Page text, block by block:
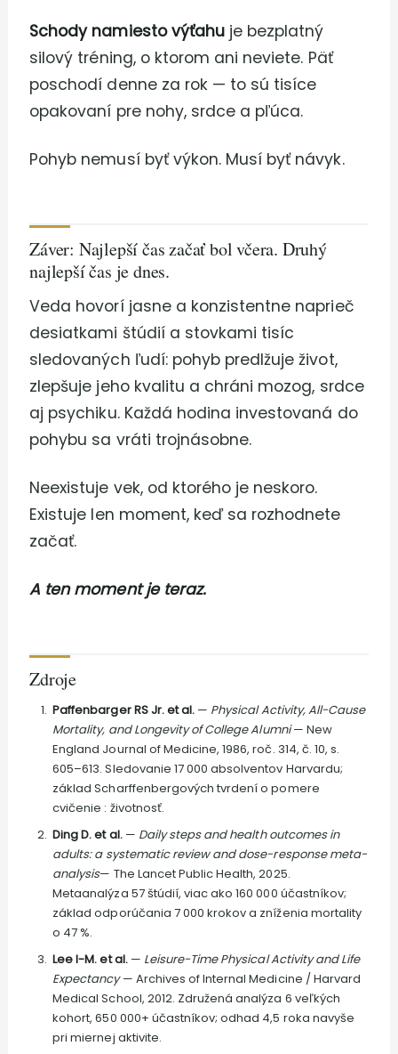
Schody namiesto výťahuje bezplatný
silový tréning, o ktorom ani neviete. Päť
poschodí denne za rok — to sú tisíce
opakovaní pre nohy, srdce a pľúca.
Pohyb nemusí byť výkon. Musí byť návyk.
Záver: Najlepší čas začať bol včera. Druhý
najlepší čas je dnes.
Veda hovorí jasne a konzistentne naprieč
desiatkami štúdií a stovkami tisíc
sledovaných ľudí: pohyb predlžuje život,
zlepšuje jeho kvalitu a chráni mozog, srdce
aj psychiku. Každá hodina investovaná do
pohybu sa vráti trojnásobne.
Neexistuje vek, od ktorého je neskoro.
Existuje len moment, keď sa rozhodnete
začať.
A ten moment je teraz.
Zdroje
Paffenbarger RS Jr. et al. — Physical Activity, All-Cause
Mortality, and Longevity of College Alumni— New
England Journal of Medicine, 1986, roč. 314, č. 10, s.
605–613. Sledovanie 17 000 absolventov Harvardu;
základ Scharffenbergových tvrdení o pomere
cvičenie : životnosť.
Ding D. et al.— Daily steps and health outcomes in
adults: a systematic review and dose-response meta-
analysis— The Lancet Public Health, 2025.
Metaanalýza 57 štúdií, viac ako 160 000 účastníkov;
základ odporúčania 7 000 krokov a zníženia mortality
o 47 %.
Lee I-M. et al.— Leisure-Time Physical Activity and Life
Expectancy— Archives of Internal Medicine / Harvard
Medical School, 2012. Združená analýza 6 veľkých
kohort, 650 000+ účastníkov; odhad 4,5 roka navyše
pri miernej aktivite.